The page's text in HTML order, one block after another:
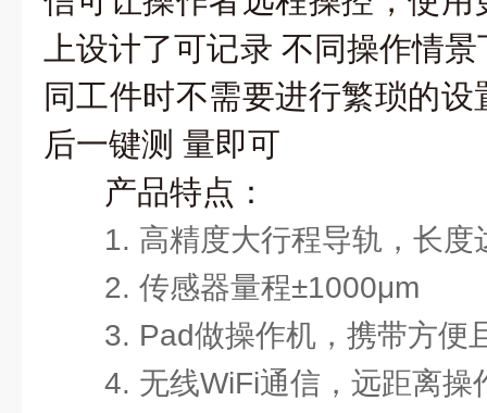
上设计了可记录 不同操作情
同工件时不需要进行繁琐的
后一键测 量即可
产品特点：
1. 高精度大行程导轨，长度
2. 传感器量程±1000μm
3. Pad做操作机，携带方便
4. 无线WiFi通信，远距离操